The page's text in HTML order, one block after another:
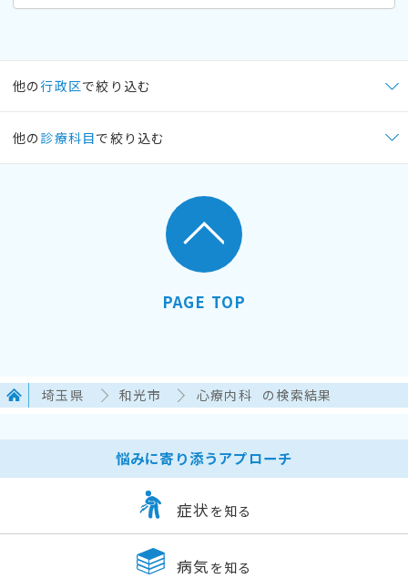
他の行政区で絞り込む
他の 診療科目で絞り込む
PAGE TOP
埼玉県 和光市 心療内科 の検索結果
悩みに寄り添うアプローチ
症状 を知る
病気 を知る